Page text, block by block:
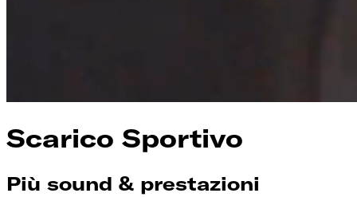
Scarico Sportivo
Più sound & prestazioni